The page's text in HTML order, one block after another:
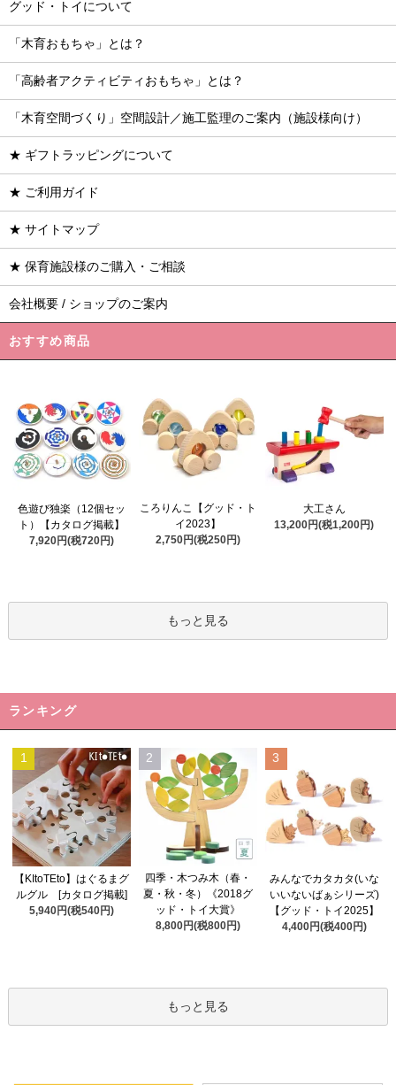
グッド・トイについて
「木育おもちゃ」とは？
「高齢者アクティビティおもちゃ」とは？
「木育空間づくり」空間設計／施工監理のご案内（施設様向け）
★ ギフトラッピングについて
★ ご利用ガイド
★ サイトマップ
★ 保育施設様のご購入・ご相談
会社概要 / ショップのご案内
おすすめ商品
色遊び独楽（12個セッ
ト）【カタログ掲載】
7,920円(税720円)
ころりんこ【グッド・ト
イ2023】
2,750円(税250円)
大工さん
13,200円(税1,200円)
もっと見る
ランキング
1
【KItoTEto】はぐるまグ
ルグル [カタログ掲載]
5,940円(税540円)
2
四季・木つみ木（春・
夏・秋・冬）《2018グ
ッド・トイ大賞》
8,800円(税800円)
3
みんなでカタカタ(いな
いいないばぁシリーズ)
【グッド・トイ2025】
4,400円(税400円)
もっと見る